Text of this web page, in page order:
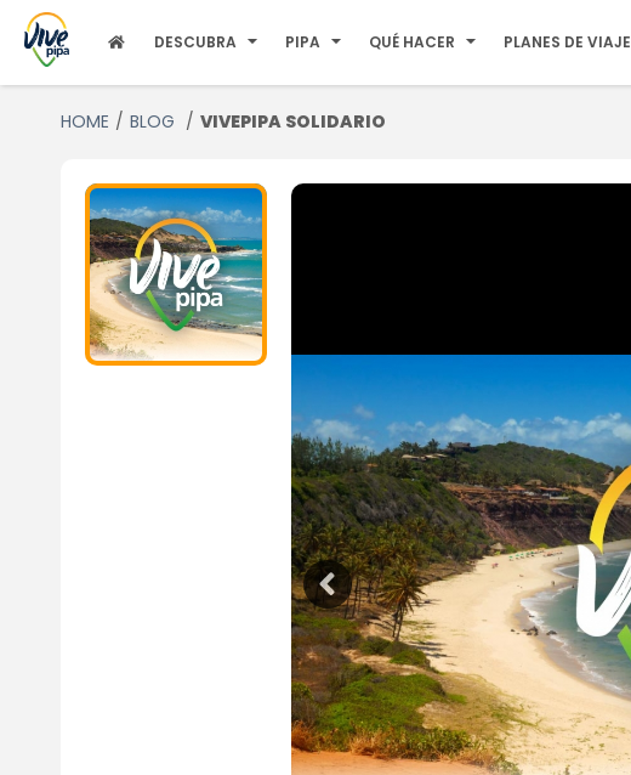
DESCUBRA PIPA QUÉ HACER PLANES DE VIAJE
HOME BLOG VIVEPIPA SOLIDARIO